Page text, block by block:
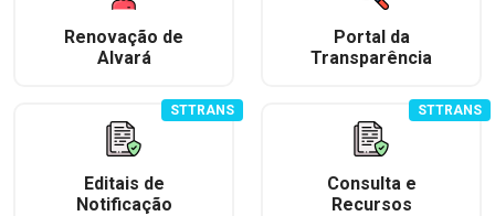
Renovação de
Alvará
Portal da
Transparência
Editais de
Notificação
STTRANS
Consulta e
Recursos
STTRANS